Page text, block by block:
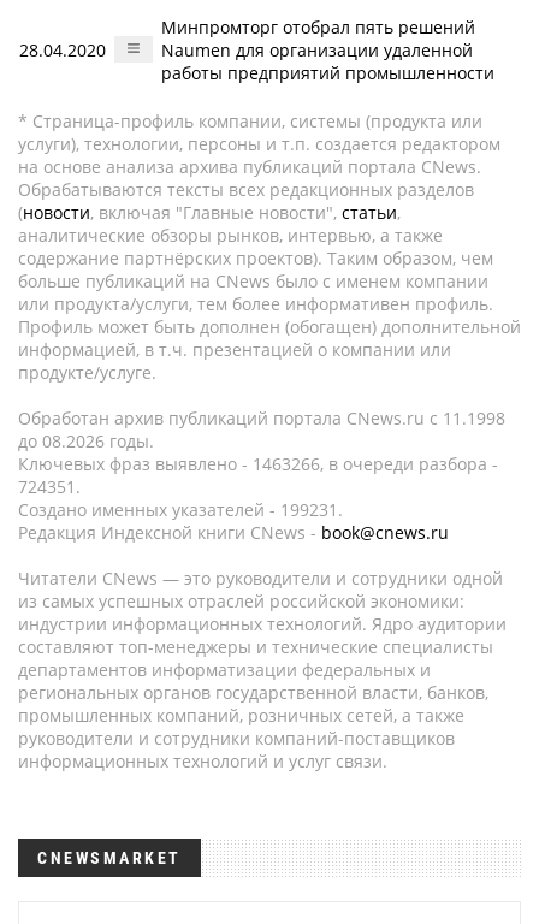
28.04.2020
Минпромторг отобрал пять решений
Naumen для организации удаленной
работы предприятий промышленности
* Страница-профиль компании, системы (продукта или
услуги), технологии, персоны и т.п. создается редактором
на основе анализа архива публикаций портала CNews.
Обрабатываются тексты всех редакционных разделов
(новости, включая "Главные новости", статьи,
аналитические обзоры рынков, интервью, а также
содержание партнёрских проектов). Таким образом, чем
больше публикаций на CNews было с именем компании
или продукта/услуги, тем более информативен профиль.
Профиль может быть дополнен (обогащен) дополнительной
информацией, в т.ч. презентацией о компании или
продукте/услуге.
Обработан архив публикаций портала CNews.ru c 11.1998
до 08.2026 годы.
Ключевых фраз выявлено - 1463266, в очереди разбора -
724351.
Создано именных указателей - 199231.
Редакция Индексной книги CNews - book@cnews.ru
Читатели CNews — это руководители и сотрудники одной
из самых успешных отраслей российской экономики:
индустрии информационных технологий. Ядро аудитории
составляют топ-менеджеры и технические специалисты
департаментов информатизации федеральных и
региональных органов государственной власти, банков,
промышленных компаний, розничных сетей, а также
руководители и сотрудники компаний-поставщиков
информационных технологий и услуг связи.
CNEWSMARKET